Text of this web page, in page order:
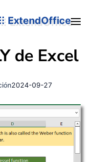
ExtendOffice
de Excel
2024-09-27